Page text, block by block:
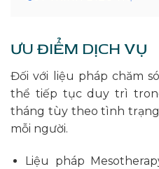
ƯU ĐIỂM DỊCH VỤ
Đối với liệu pháp chăm
thể tiếp tục duy trì
tháng tùy theo tình trạng
mỗi người.
Liệu pháp